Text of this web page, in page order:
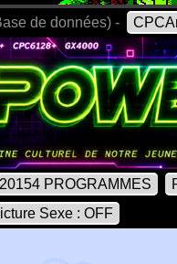
de données) -
20154 PROGRAMMES
Sexe : OFF